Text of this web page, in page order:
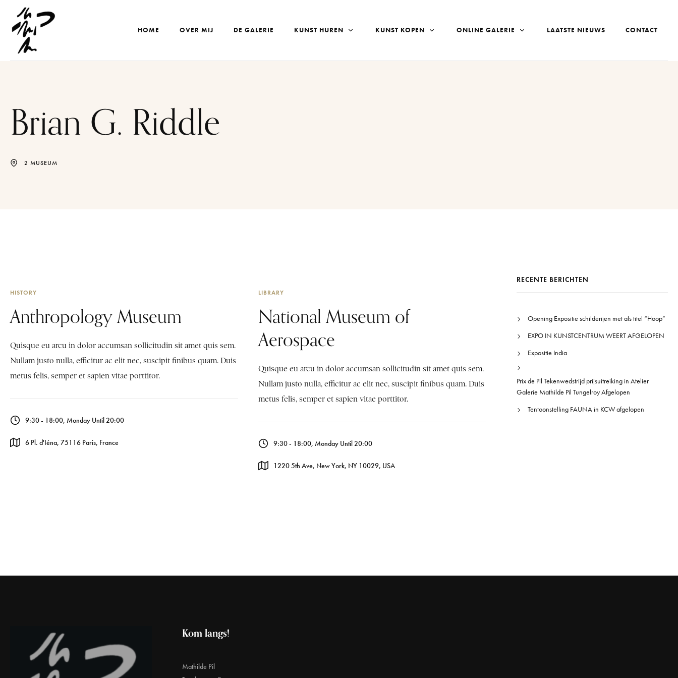
HOME OVER MIJ DE GALERIE KUNST HUREN KUNST KOPEN ONLINE GALERIE LAATSTE NIEUWS CONTACT
Brian G. Riddle
2 MUSEUM
HISTORY
Anthropology Museum
Quisque eu arcu in dolor accumsan sollicitudin sit amet quis sem.
Nullam justo nulla, efficitur ac elit nec, suscipit finibus quam. Duis
metus felis, semper et sapien vitae porttitor.
9:30 - 18:00, Monday Until 20:00
6 Pl. d'Iéna, 75116 Paris, France
LIBRARY
National Museum of
Aerospace
Quisque eu arcu in dolor accumsan sollicitudin sit amet quis sem.
Nullam justo nulla, efficitur ac elit nec, suscipit finibus quam. Duis
metus felis, semper et sapien vitae porttitor.
9:30 - 18:00, Monday Until 20:00
1220 5th Ave, New York, NY 10029, USA
RECENTE BERICHTEN
Opening Expositie schilderijen met als titel “Hoop”
EXPO IN KUNSTCENTRUM WEERT AFGELOPEN
Expositie India
Prix de Pil Tekenwedstrijd prijsuitreiking in Atelier
Galerie Mathilde Pil Tungelroy Afgelopen
Tentoonstelling FAUNA in KCW afgelopen
Kom langs!
Mathilde Pil